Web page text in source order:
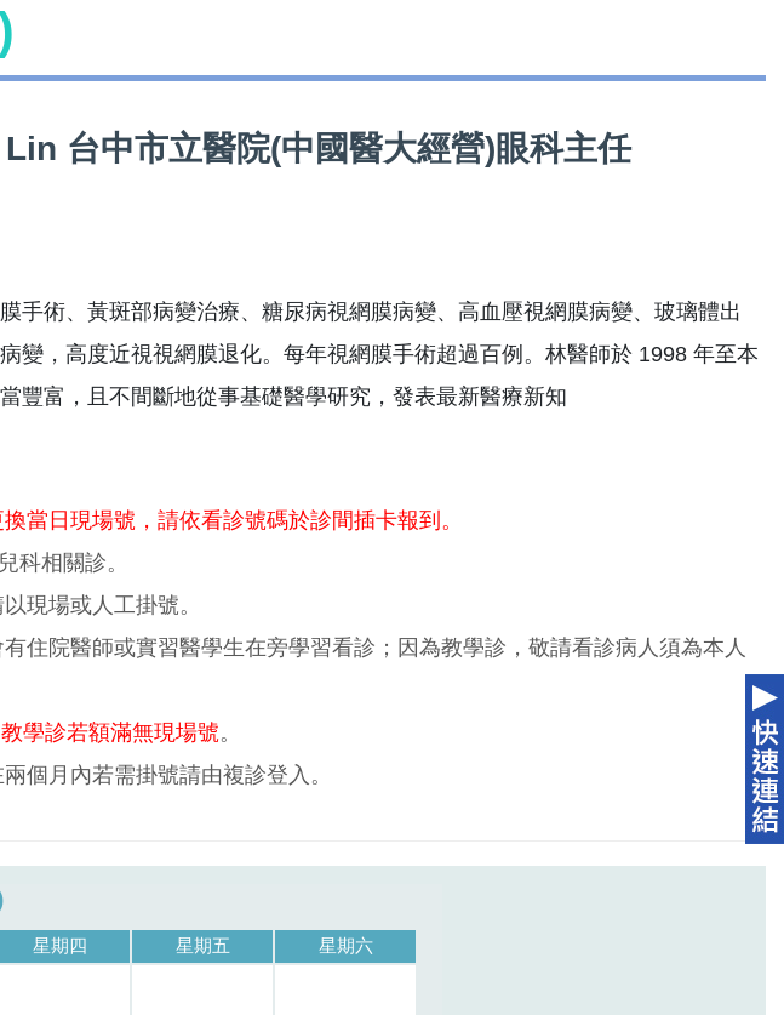
台中市立醫院(中國醫大經營)眼科主任
手術、黃斑部病變治療、糖尿病視網膜病變、高血壓視網膜病變、玻璃體出
變，高度近視視網膜退化。每年視網膜手術超過百例。林醫師於 1998 年至本
豐富，且不間斷地從事基礎醫學研究，發表最新醫療新知
當日現場號，請依看診號碼於診間插卡報到。
科相關診。
現場或人工掛號。
住院醫師或實習醫學生在旁學習看診；因為教學診，敬請看診病人須為本人
教學診若額滿無現場號。
個月內若需掛號請由複診登入。